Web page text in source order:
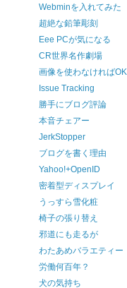
Webminを入れてみた
超絶な鉛筆彫刻
Eee PCが気になる
CR世界名作劇場
画像を使わなければOK
Issue Tracking
勝手にブログ評論
本音チェアー
JerkStopper
ブログを書く理由
Yahoo!+OpenID
密着型ディスプレイ
うっすら雪化粧
椅子の張り替え
邪道にも走るが
わたあめバラエティー
労働何百年？
犬の気持ち